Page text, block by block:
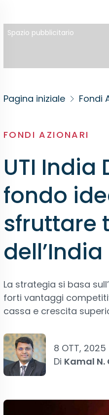
Spazio pubblicitario
Pagina iniziale Fondi
FONDI AZIONARI
UTI India
fondo
sfruttare
dell’India
La strategia si basa
forti vantaggi
cassa e crescita
8 OTT, 2025
Di Kamal N.